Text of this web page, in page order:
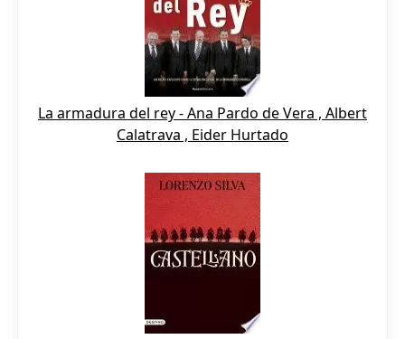
La armadura del rey - Ana Pardo de Vera , Albert
Calatrava , Eider Hurtado